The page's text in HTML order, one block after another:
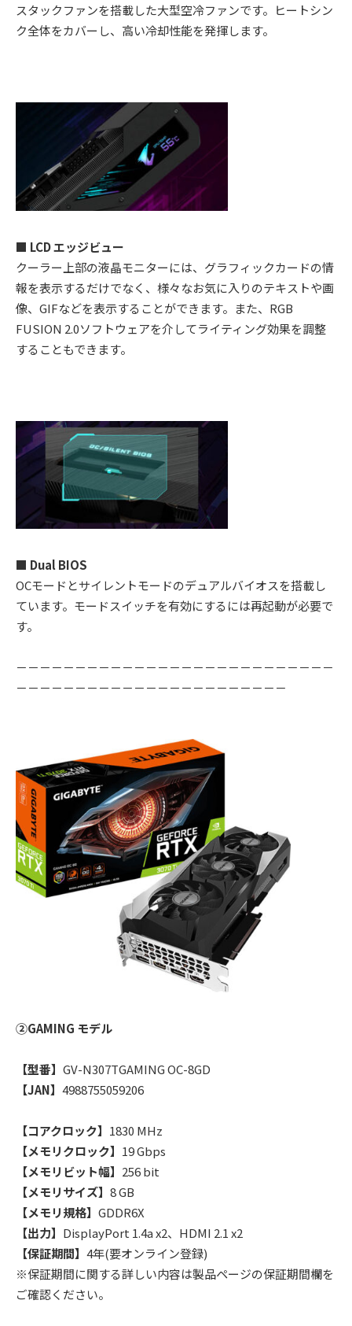
スタックファンを搭載した大型空冷ファンです。ヒートシン
ク全体をカバーし、高い冷却性能を発揮します。
■ LCD エッジビュー
クーラー上部の液晶モニターには、グラフィックカードの情
報を表示するだけでなく、様々なお気に入りのテキストや画
像、GIFなどを表示することができます。また、RGB
FUSION 2.0ソフトウェアを介してライティング効果を調整
することもできます。
■ Dual BIOS
OCモードとサイレントモードのデュアルバイオスを搭載し
ています。モードスイッチを有効にするには再起動が必要で
す。
－－－－－－－－－－－－－－－－－－－－－－－－－－－
－－－－－－－－－－－－－－－－－－－－－－－
②GAMING モデル
【型番】 GV-N307TGAMING OC-8GD
【JAN】 4988755059206
【コアクロック】 1830 MHz
【メモリクロック】 19 Gbps
【メモリビット幅】 256 bit
【メモリサイズ】 8 GB
【メモリ規格】 GDDR6X
【出力】 DisplayPort 1.4a x2、HDMI 2.1 x2
【保証期間】 4年(要オンライン登録)
※保証期間に関する詳しい内容は製品ページの保証期間欄を
ご確認ください。